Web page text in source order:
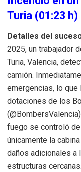
Turia (01:23 h)
Detalles del
2025, un trabajador
Turia, Valencia,
camión.
emergencias, lo
dotaciones de los
fuego se controló
únicamente la
daños adicionales a
estructuras